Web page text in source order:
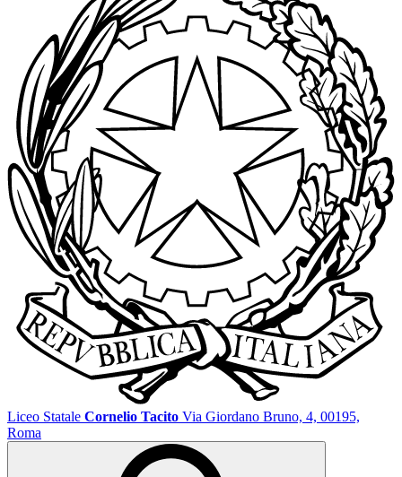
Liceo Statale Cornelio Tacito Via Giordano Bruno, 4, 00195,
Roma